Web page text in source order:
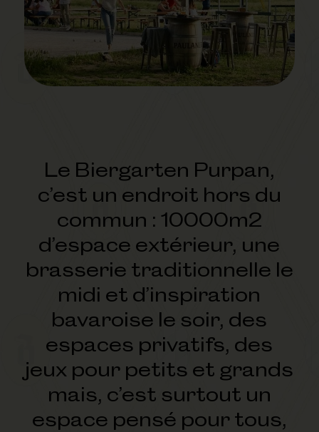
Le Biergarten Purpan,
c’est un endroit hors du
commun : 10000m2
d’espace extérieur, une
brasserie traditionnelle le
midi et d’inspiration
bavaroise le soir, des
espaces privatifs, des
jeux pour petits et grands
mais, c’est surtout un
espace pensé pour tous,